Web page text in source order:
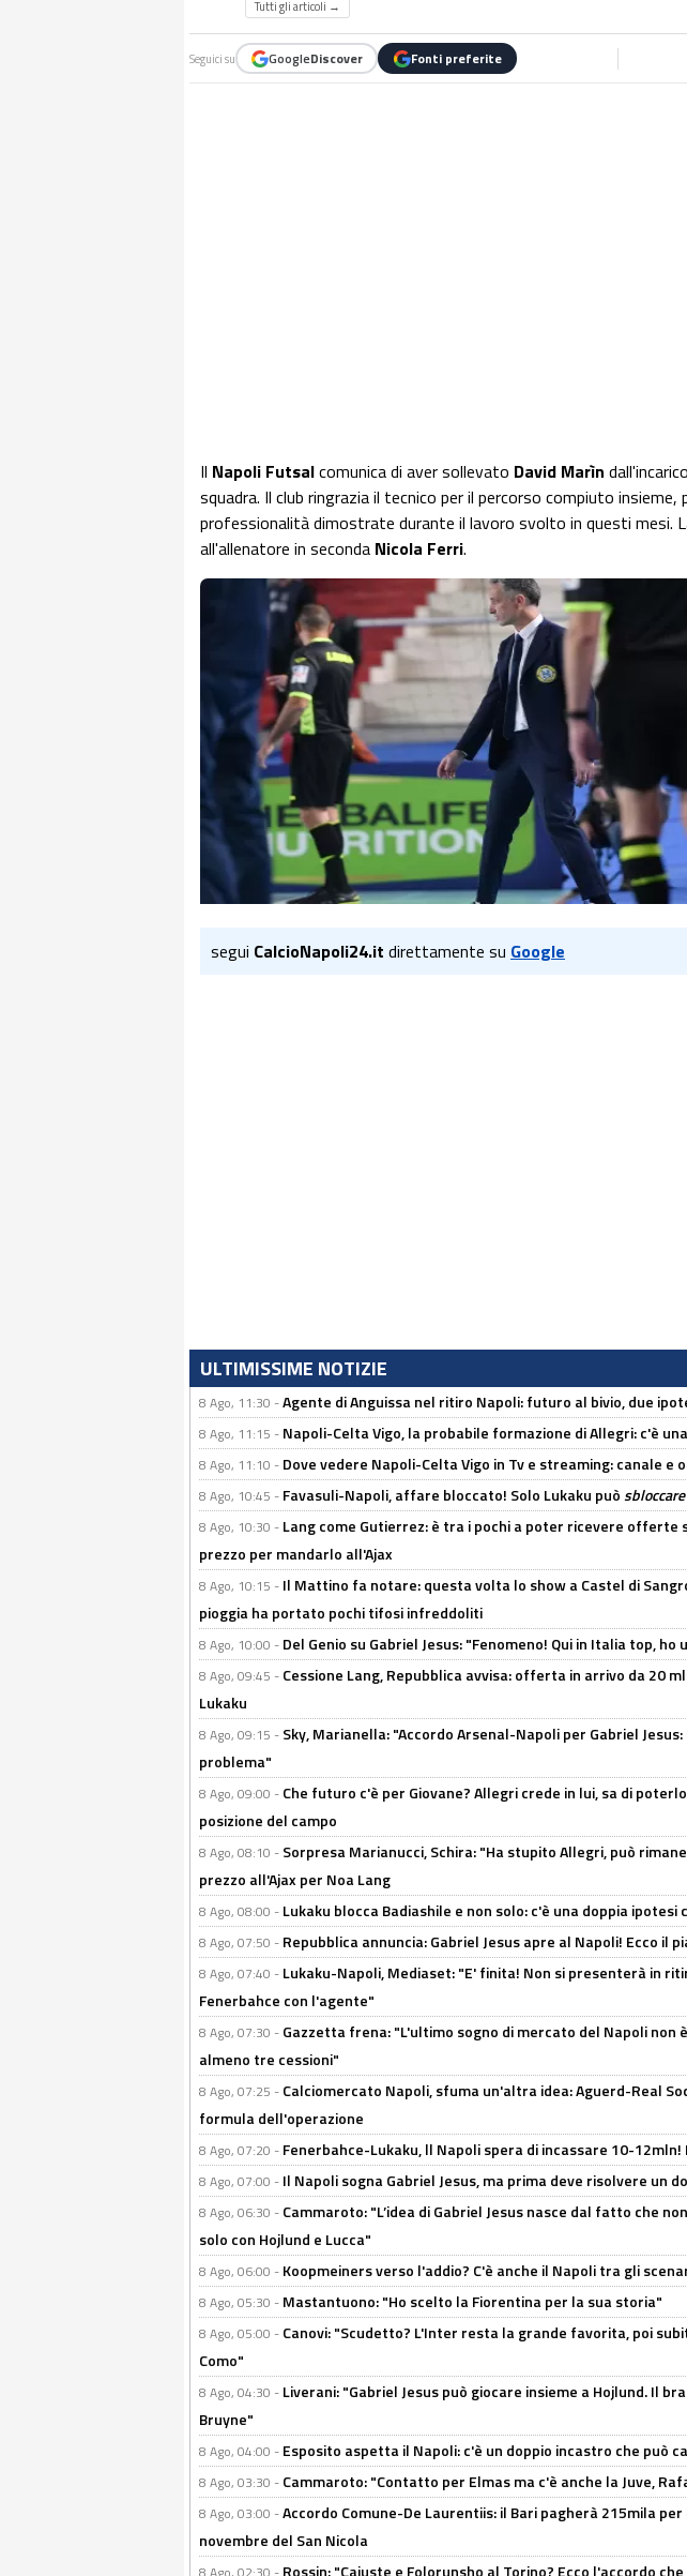
Tutti gli articoli →
Seguici su GoogleDiscover Fonti preferite
Il Napoli Futsalcomunica di aver sollevato David Marìn
squadra. Il club ringrazia il tecnico per il percorso compiuto insieme,
professionalità dimostrate durante il lavoro svolto in questi mesi.
all'allenatore in seconda Nicola Ferri.
segui CalcioNapoli24.it direttamente su Google
ULTIMISSIME NOTIZIE
8 Ago, 11:30 -Agente di Anguissa nel ritiro Napoli: futuro al bivio, due
8 Ago, 11:15 - Napoli-Celta Vigo, la probabile formazione di Allegri: c'è
8 Ago, 11:10 - Dove vedere Napoli-Celta Vigo in Tv e streaming: canale e
8 Ago, 10:45 - Favasuli-Napoli, affare bloccato! Solo Lukaku puòsbloccare
8 Ago, 10:30 - Lang come Gutierrez: è tra i pochi a poter ricevere offerte
prezzo per mandarlo all'Ajax
8 Ago, 10:15 - Il Mattino fa notare: questa volta lo show a Castel di
pioggia ha portato pochi tifosi infreddoliti
8 Ago, 10:00 - Del Genio su Gabriel Jesus: "Fenomeno! Qui in Italia top, ho
8 Ago, 09:45 - Cessione Lang, Repubblica avvisa: offerta in arrivo da 20
Lukaku
8 Ago, 09:15 - Sky, Marianella: "Accordo Arsenal-Napoli per Gabriel
problema"
8 Ago, 09:00 - Che futuro c'è per Giovane? Allegri crede in lui, sa di
posizione del campo
8 Ago, 08:10 - Sorpresa Marianucci, Schira: "Ha stupito Allegri, può
prezzo all'Ajax per Noa Lang
8 Ago, 08:00 - Lukaku blocca Badiashile e non solo: c'è una doppia ipotesi
8 Ago, 07:50 - Repubblica annuncia: Gabriel Jesus apre al Napoli! Ecco il
8 Ago, 07:40 - Lukaku-Napoli, Mediaset: "E' finita! Non si presenterà in
Fenerbahce con l'agente"
8 Ago, 07:30 - Gazzetta frena: "L'ultimo sogno di mercato del Napoli
almeno tre cessioni"
8 Ago, 07:25 - Calciomercato Napoli, sfuma un'altra idea: Aguerd-Real
formula dell'operazione
8 Ago, 07:20 - Fenerbahce-Lukaku, ll Napoli spera di incassare 10-
8 Ago, 07:00 - Il Napoli sogna Gabriel Jesus, ma prima deve risolvere un
8 Ago, 06:30 - Cammaroto: "L’idea di Gabriel Jesus nasce dal fatto che
solo con Hojlund e Lucca"
8 Ago, 06:00 - Koopmeiners verso l'addio? C'è anche il Napoli tra gli
8 Ago, 05:30 - Mastantuono: "Ho scelto la Fiorentina per la sua storia"
8 Ago, 05:00 - Canovi: "Scudetto? L'Inter resta la grande favorita, poi
Como"
8 Ago, 04:30 - Liverani: "Gabriel Jesus può giocare insieme a Hojlund. Il
Bruyne"
8 Ago, 04:00 - Esposito aspetta il Napoli: c'è un doppio incastro che può
8 Ago, 03:30 - Cammaroto: "Contatto per Elmas ma c'è anche la Juve,
8 Ago, 03:00 -Accordo Comune-De Laurentiis: il Bari pagherà 215mila
novembre del San Nicola
Rossin: "Cajuste e Folorunsho al Torino? Ecco l'accordo